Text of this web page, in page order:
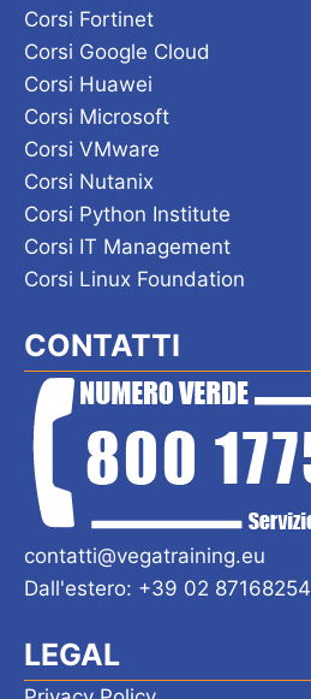
Corsi Fortinet
Corsi Google Cloud
Corsi Huawei
Corsi Microsoft
Corsi VMware
Corsi Nutanix
Corsi Python Institute
Corsi IT Management
Corsi Linux Foundation
CONTATTI
contatti@vegatraining.eu
Dall'estero: +39 02 87168254
LEGAL